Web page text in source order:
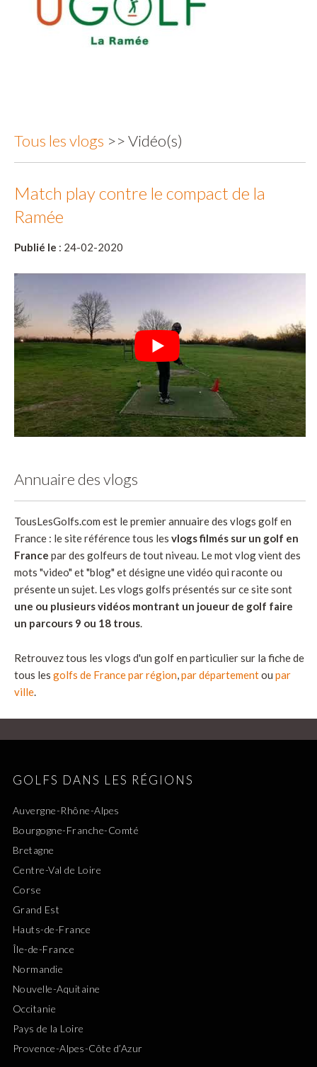
Tous les vlogs >> Vidéo(s)
Match play contre le compact de la
Ramée
Publié le : 24-02-2020
Annuaire des vlogs
TousLesGolfs.com est le premier annuaire des vlogs golf en
France : le site référence tous les vlogs filmés sur un golf en
France par des golfeurs de tout niveau. Le mot vlog vient des
mots "video" et "blog" et désigne une vidéo qui raconte ou
présente un sujet. Les vlogs golfs présentés sur ce site sont
une ou plusieurs vidéos montrant un joueur de golf faire
un parcours 9 ou 18 trous.
Retrouvez tous les vlogs d'un golf en particulier sur la fiche de
tous les golfs de France par région,par départementou par
ville.
GOLFS DANS LES RÉGIONS
Auvergne-Rhône-Alpes
Bourgogne-Franche-Comté
Bretagne
Centre-Val de Loire
Corse
Grand Est
Hauts-de-France
Île-de-France
Normandie
Nouvelle-Aquitaine
Occitanie
Pays de la Loire
Provence-Alpes-Côte d’Azur